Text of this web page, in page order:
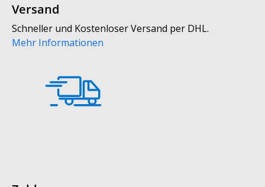
Versand
Schneller und Kostenloser Versand per DHL.
Mehr Informationen